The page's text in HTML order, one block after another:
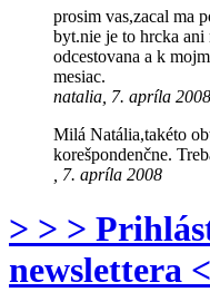
prosim vas,zacal ma
byt.nie je to hrcka ani
odcestovana a k
mesiac.
natalia, 7. apríla 2008
Milá Natália,takéto
korešpondenčne.
, 7. apríla 2008
> > >
newslettera